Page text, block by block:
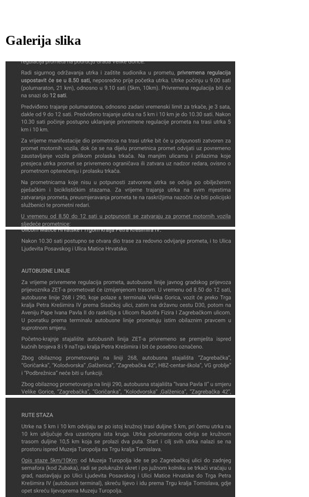
Galerija slika